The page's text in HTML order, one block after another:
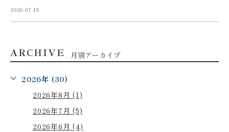
2026.07.15
ARCHIVE 月別アーカイブ
2026年 (30)
2026年8月 (1)
2026年7月 (5)
2026年6月 (4)